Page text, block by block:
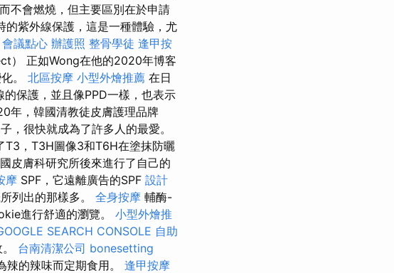
不會燃燒，但主要區別在於申請
紫外線保護，這是一種體驗，尤
會議點心 辦護照 整骨學徒 逢甲按
） 正如Wong在他的2020年博客
。 北區按摩 小型外燴推薦 在日
保護，並且像PPD一樣，也表示
年，韓國清教徒皮膚護理品牌
，很快就成為了許多人的最愛。
T3，T3H圖像3和T6H在塗抹防曬
皮膚科研究所後來進行了自己的
摩 SPF，它遠離廣告的SPF 設計
列出的那樣多。 全身按摩 輔酶-
進行舒適的瀏覽。 小型外燴推
SEARCH CONSOLE 自助
台南清潔公司 bonesetting
的辣味而定期食用。 逢甲按摩